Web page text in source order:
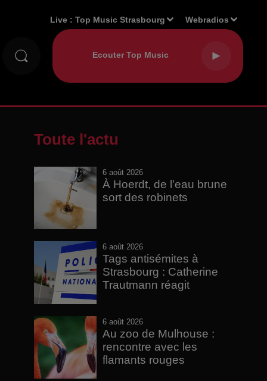
Live :Top Music Strasbourg Webradios
Toute l'actu
6 août 2026
À Hoerdt, de l’eau brune
sort des robinets
6 août 2026
Tags antisémites à
Strasbourg : Catherine
Trautmann réagit
6 août 2026
Au zoo de Mulhouse :
rencontre avec les
flamants rouges